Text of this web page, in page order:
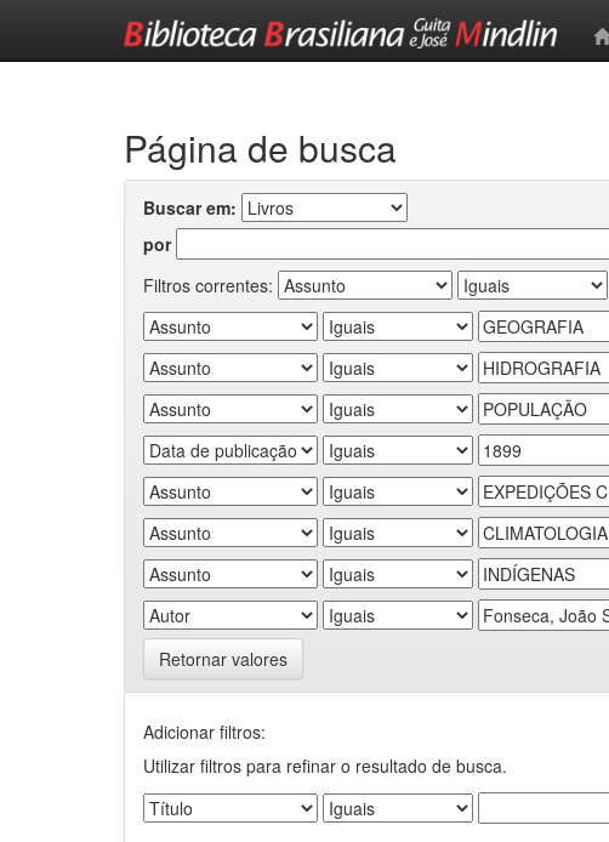
Página de busca
Buscar em:
por
Filtros correntes:
Retornar valores
Adicionar filtros:
Utilizar filtros para refinar o resultado de busca.